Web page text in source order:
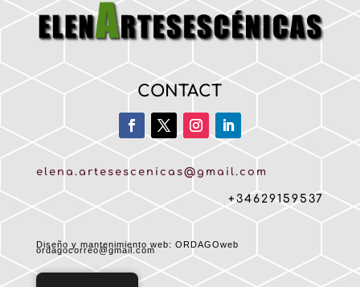
CONTACT
elena.artesescenicas@gmail.com
+34629159537
Diseño y mantenimiento web: ORDAGOweb
ordagocorreo@gmail.com